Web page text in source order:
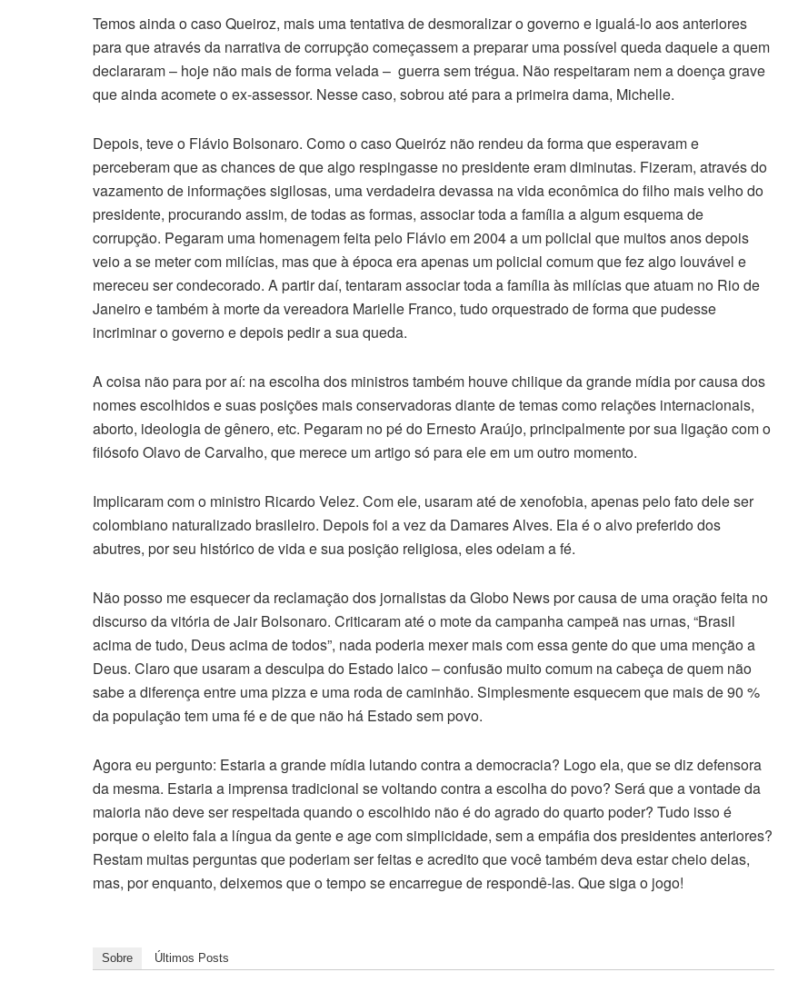
Temos ainda o caso Queiroz, mais uma tentativa de desmoralizar o governo e igualá-lo aos anteriores
para que através da narrativa de corrupção começassem a preparar uma possível queda daquele a quem
declararam – hoje não mais de forma velada – guerra sem trégua. Não respeitaram nem a doença grave
que ainda acomete o ex-assessor. Nesse caso, sobrou até para a primeira dama, Michelle.
Depois, teve o Flávio Bolsonaro. Como o caso Queiróz não rendeu da forma que esperavam e
perceberam que as chances de que algo respingasse no presidente eram diminutas. Fizeram, através do
vazamento de informações sigilosas, uma verdadeira devassa na vida econômica do filho mais velho do
presidente, procurando assim, de todas as formas, associar toda a família a algum esquema de
corrupção. Pegaram uma homenagem feita pelo Flávio em 2004 a um policial que muitos anos depois
veio a se meter com milícias, mas que à época era apenas um policial comum que fez algo louvável e
mereceu ser condecorado. A partir daí, tentaram associar toda a família às milícias que atuam no Rio de
Janeiro e também à morte da vereadora Marielle Franco, tudo orquestrado de forma que pudesse
incriminar o governo e depois pedir a sua queda.
A coisa não para por aí: na escolha dos ministros também houve chilique da grande mídia por causa dos
nomes escolhidos e suas posições mais conservadoras diante de temas como relações internacionais,
aborto, ideologia de gênero, etc. Pegaram no pé do Ernesto Araújo, principalmente por sua ligação com o
filósofo Olavo de Carvalho, que merece um artigo só para ele em um outro momento.
Implicaram com o ministro Ricardo Velez. Com ele, usaram até de xenofobia, apenas pelo fato dele ser
colombiano naturalizado brasileiro. Depois foi a vez da Damares Alves. Ela é o alvo preferido dos
abutres, por seu histórico de vida e sua posição religiosa, eles odeiam a fé.
Não posso me esquecer da reclamação dos jornalistas da Globo News por causa de uma oração feita no
discurso da vitória de Jair Bolsonaro. Criticaram até o mote da campanha campeã nas urnas, “Brasil
acima de tudo, Deus acima de todos”, nada poderia mexer mais com essa gente do que uma menção a
Deus. Claro que usaram a desculpa do Estado laico – confusão muito comum na cabeça de quem não
sabe a diferença entre uma pizza e uma roda de caminhão. Simplesmente esquecem que mais de 90 %
da população tem uma fé e de que não há Estado sem povo.
Agora eu pergunto: Estaria a grande mídia lutando contra a democracia? Logo ela, que se diz defensora
da mesma. Estaria a imprensa tradicional se voltando contra a escolha do povo? Será que a vontade da
maioria não deve ser respeitada quando o escolhido não é do agrado do quarto poder? Tudo isso é
porque o eleito fala a língua da gente e age com simplicidade, sem a empáfia dos presidentes anteriores?
Restam muitas perguntas que poderiam ser feitas e acredito que você também deva estar cheio delas,
mas, por enquanto, deixemos que o tempo se encarregue de respondê-las. Que siga o jogo!
Sobre Últimos Posts